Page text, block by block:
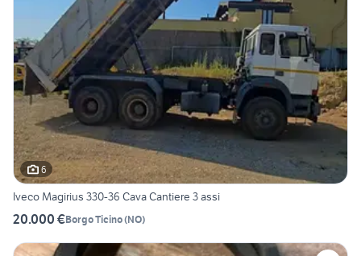
6
Iveco Magirius 330-36 Cava Cantiere 3 assi
20.000 €Borgo Ticino(NO)